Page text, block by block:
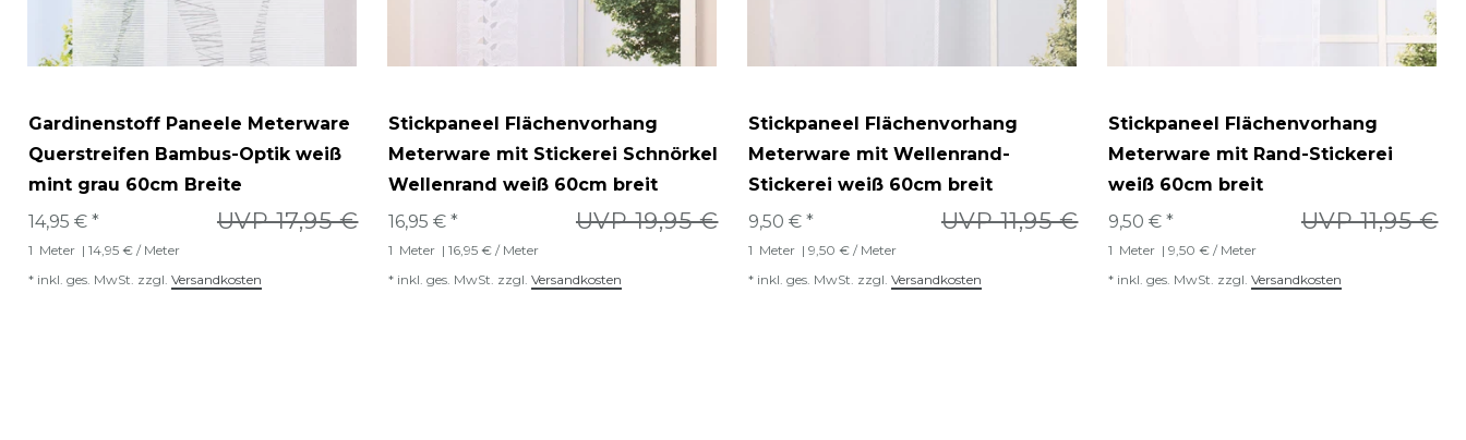
Gardinenstoff Paneele Meterware
Querstreifen Bambus-Optik weiß
mint grau 60cm Breite
UVP 17,95 €
14,95 € *
1 Meter | 14,95 € / Meter
* inkl. ges. MwSt. zzgl. Versandkosten
Stickpaneel Flächenvorhang
Meterware mit Stickerei Schnörkel
Wellenrand weiß 60cm breit
UVP 19,95 €
16,95 € *
1 Meter | 16,95 € / Meter
* inkl. ges. MwSt. zzgl. Versandkosten
Stickpaneel Flächenvorhang
Meterware mit Wellenrand-
Stickerei weiß 60cm breit
UVP 11,95 €
9,50 € *
1 Meter | 9,50 € / Meter
* inkl. ges. MwSt. zzgl. Versandkosten
Stickpaneel Flächenvorhang
Meterware mit Rand-Stickerei
weiß 60cm breit
UVP 11,95 €
9,50 € *
1 Meter | 9,50 € / Meter
* inkl. ges. MwSt. zzgl. Versandkosten